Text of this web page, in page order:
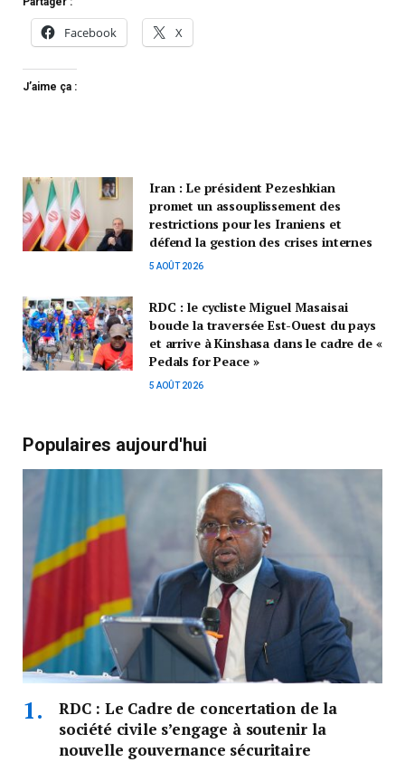
Facebook X
J’aime ça :
Iran : Le président Pezeshkian
promet un assouplissement des
restrictions pour les Iraniens et
défend la gestion des crises internes
5 AOÛT 2026
RDC : le cycliste Miguel Masaisai
boucle la traversée Est-Ouest du pays
et arrive à Kinshasa dans le cadre de «
Pedals for Peace »
5 AOÛT 2026
Populaires aujourd'hui
RDC : Le Cadre de concertation de la
société civile s’engage à soutenir la
nouvelle gouvernance sécuritaire